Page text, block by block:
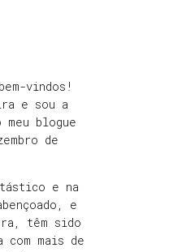
vindos!
e sou a
blogue
de
e na
e
têm sido
com mais de